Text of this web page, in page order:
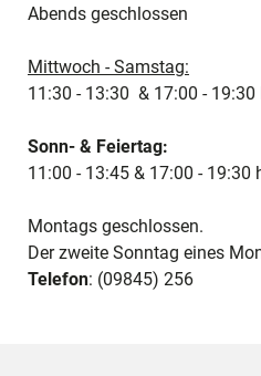
Abends geschlossen
Mittwoch - Samstag:
11:30 - 13:30 & 17:00 - 19:30
Sonn- & Feiertag:
11:00 - 13:45 & 17:00 - 19:30
Montags geschlossen.
Der zweite Sonntag eines
Telefon: (09845) 256